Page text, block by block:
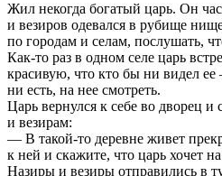
Жил некогда богатый царь. Он
и везиров одевался в рубище
по городам и селам, послушать,
Как-то раз в одном селе царь
красивую, что кто бы ни видел
ни есть, на нее смотреть.
Царь вернулся к себе во дворец и
и везирам:
— В такой-то деревне живет
к ней и скажите, что царь хочет
Назиры и везиры отправились в